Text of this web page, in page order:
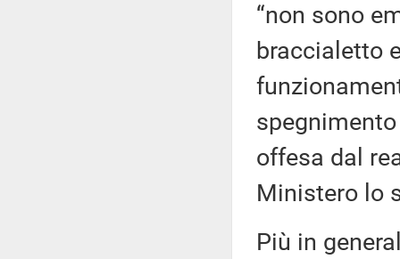
“non sono
braccialetto
offesa dal
Ministero lo
Più in